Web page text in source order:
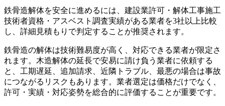
鉄骨造解体を安全に進めるには、建設業許可・解体工事施工
技術者資格・アスベスト調査実績がある業者を3社以上比較
し、詳細見積もりで判定することが推奨されます。
鉄骨造の解体は技術難易度が高く、対応できる業者が限定さ
れます。木造解体の延長で安易に請け負う業者に依頼する
と、工期遅延、追加請求、近隣トラブル、最悪の場合は事故
につながるリスクもあります。業者選定は価格だけでなく、
許可・実績・対応姿勢を総合的に評価することが重要です。